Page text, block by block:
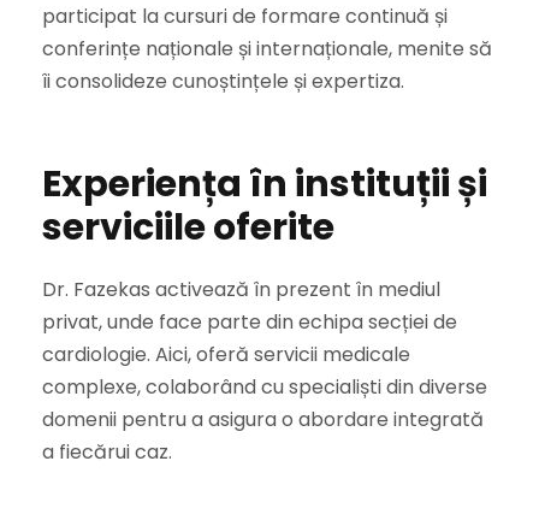
participat la cursuri de formare continuă și
conferințe naționale și internaționale, menite să
îi consolideze cunoștințele și expertiza.
Experiența în instituții și
serviciile oferite
Dr. Fazekas activează în prezent în mediul
privat, unde face parte din echipa secției de
cardiologie. Aici, oferă servicii medicale
complexe, colaborând cu specialiști din diverse
domenii pentru a asigura o abordare integrată
a fiecărui caz.